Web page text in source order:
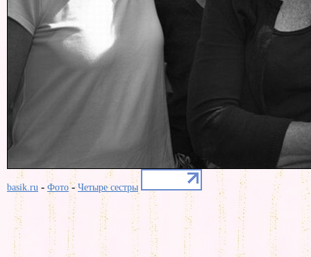
basik.ru - Фото-Четыре сестры